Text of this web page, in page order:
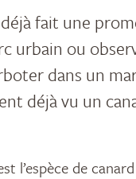
urbain ou
dans un
déjà vu un
l’espèce de